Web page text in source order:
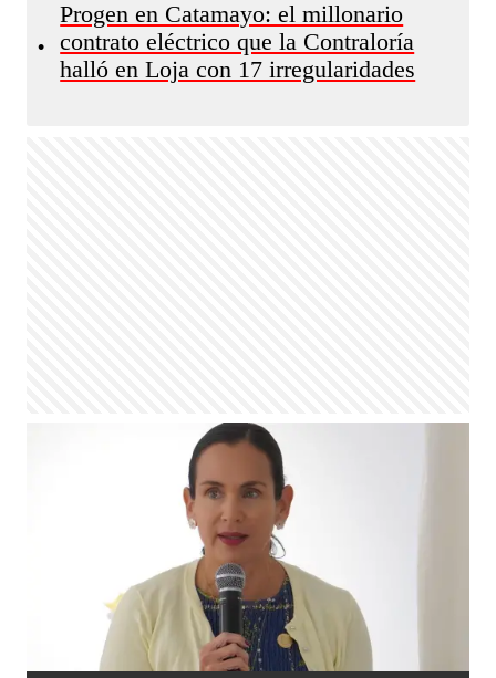
•
Progen en Catamayo: el millonario
contrato eléctrico que la Contraloría
halló en Loja con 17 irregularidades